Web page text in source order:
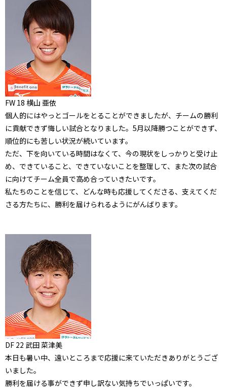
FW 18 横山 亜依
個人的にはやっとゴールをとることができましたが、チームの勝利
に貢献できず悔しい試合となりました。5月以降勝つことができず、
順位的にも苦しい状況が続いています。
ただ、下を向いている時間はなくて、今の現状をしっかりと受け止
め、できていること、できていないことを整理して、また次の試合
に向けてチーム全員で高め合っていきたいです。
私たちのことを信じて、どんな時も応援してくださる、支えてくだ
さる方たちに、勝利を届けられるようにがんばります。
DF 22 武田 菜津美
本日も暑い中、遠いところまで応援に来ていただきありがとうござ
いました。
勝利を届ける事ができず申し訳ない気持ちでいっぱいです。